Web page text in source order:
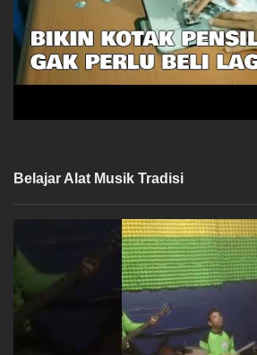
Belajar Alat Musik Tradisi